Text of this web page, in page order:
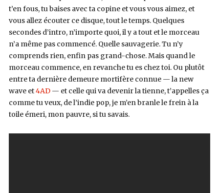
t’en fous, tu baises avec ta copine et vous vous aimez, et
vous allez écouter ce disque, tout le temps. Quelques
secondes d’intro, n’importe quoi, il y a tout et le morceau
n’a même pas commencé. Quelle sauvagerie. Tu n’y
comprends rien, enfin pas grand-chose. Mais quand le
morceau commence, en revanche tu es chez toi. Ou plutôt
entre ta dernière demeure mortifère connue — la new
wave et4AD— et celle qui va devenir la tienne, t’appelles ça
comme tu veux, de l’indie pop, je m’en branle le frein à la
toile émeri, mon pauvre, si tu savais.